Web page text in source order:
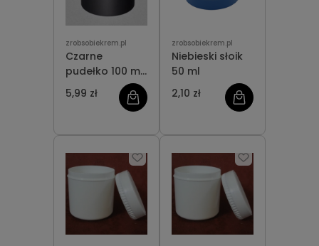
zrobsobiekrem.pl
Czarne
pudełko 100 ml
z termosem
5,99 zł
zrobsobiekrem.pl
Niebieski słoik
50 ml
2,10 zł